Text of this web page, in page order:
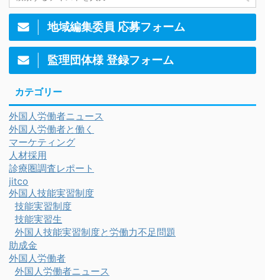
地域編集委員 応募フォーム
監理団体様 登録フォーム
カテゴリー
外国人労働者ニュース
外国人労働者と働く
マーケティング
人材採用
診療圏調査レポート
jitco
外国人技能実習制度
技能実習制度
技能実習生
外国人技能実習制度と労働力不足問題
助成金
外国人労働者
外国人労働者ニュース